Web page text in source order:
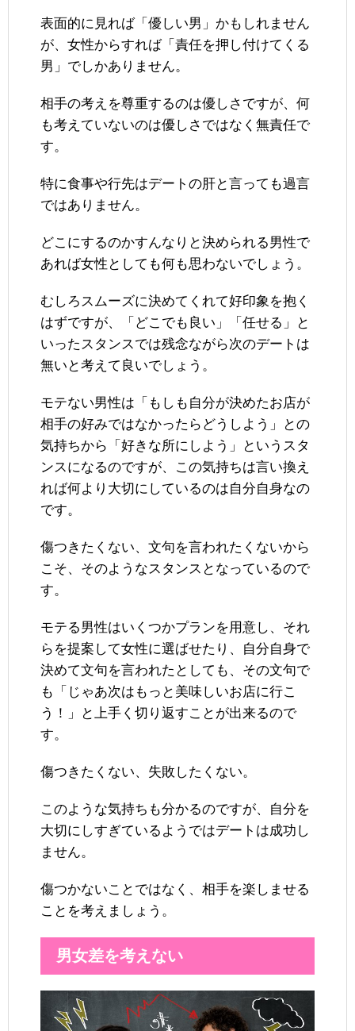
表面的に見れば「優しい男」かもしれません
が、女性からすれば「責任を押し付けてくる
男」でしかありません。
相手の考えを尊重するのは優しさですが、何
も考えていないのは優しさではなく無責任で
す。
特に食事や行先はデートの肝と言っても過言
ではありません。
どこにするのかすんなりと決められる男性で
あれば女性としても何も思わないでしょう。
むしろスムーズに決めてくれて好印象を抱く
はずですが、「どこでも良い」「任せる」と
いったスタンスでは残念ながら次のデートは
無いと考えて良いでしょう。
モテない男性は「もしも自分が決めたお店が
相手の好みではなかったらどうしよう」との
気持ちから「好きな所にしよう」というスタ
ンスになるのですが、この気持ちは言い換え
れば何より大切にしているのは自分自身なの
です。
傷つきたくない、文句を言われたくないから
こそ、そのようなスタンスとなっているので
す。
モテる男性はいくつかプランを用意し、それ
らを提案して女性に選ばせたり、自分自身で
決めて文句を言われたとしても、その文句で
も「じゃあ次はもっと美味しいお店に行こ
う！」と上手く切り返すことが出来るので
す。
傷つきたくない、失敗したくない。
このような気持ちも分かるのですが、自分を
大切にしすぎているようではデートは成功し
ません。
傷つかないことではなく、相手を楽しませる
ことを考えましょう。
男女差を考えない